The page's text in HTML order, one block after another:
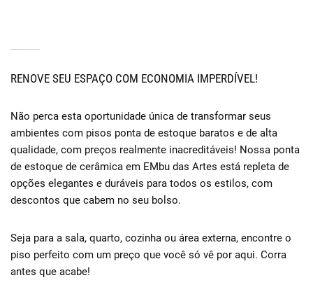
RENOVE SEU ESPAÇO COM ECONOMIA IMPERDÍVEL!
Não perca esta oportunidade única de transformar seus
ambientes com pisos ponta de estoque baratos e de alta
qualidade, com preços realmente inacreditáveis! Nossa ponta
de estoque de cerâmica em EMbu das Artes está repleta de
opções elegantes e duráveis para todos os estilos, com
descontos que cabem no seu bolso.
Seja para a sala, quarto, cozinha ou área externa, encontre o
piso perfeito com um preço que você só vê por aqui. Corra
antes que acabe!